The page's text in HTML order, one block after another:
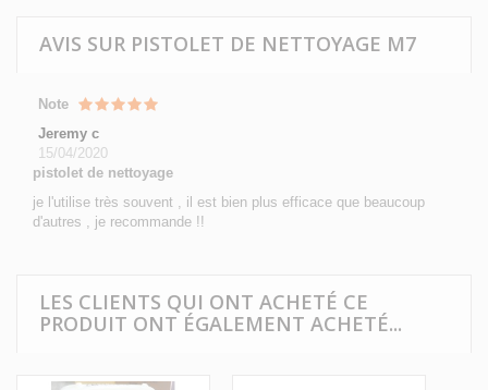
AVIS SUR PISTOLET DE NETTOYAGE M7
Note
Jeremy c
15/04/2020
pistolet de nettoyage
je l'utilise très souvent , il est bien plus efficace que beaucoup
d'autres , je recommande !!
LES CLIENTS QUI ONT ACHETÉ CE
PRODUIT ONT ÉGALEMENT ACHETÉ...